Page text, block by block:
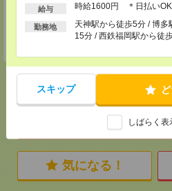
給与 時給1600円 ＊日払いOK
勤務地
天神駅から徒歩5分 / 博多
15分 / 西鉄福岡駅から徒
スキップ
しばらく表
登録交通費
★今ならご来社登録でQUOカード2000
応募ペ
気になる！